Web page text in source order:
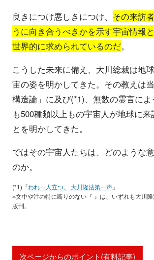
良きにつけ悪しきにつけ、 その来訪
うに向き合うべきかを示す宇宙情報と
世界的に求められているのだ。
こうした未来に備え、大川総裁は地
宙の姿を明かしてきた。その教えは
構造論」に及び(*1)、無数の霊言によ
も500種類以上もの宇宙人が地球に来
とを明かしてきた。
ではその宇宙人たちは、どのような
のか。
(*1)『われ一人立つ。 大川隆法第一声』
※文中や注の特に断りのない『 』は、いずれも大川
版刊。
次ページからのポイント(有料記事)